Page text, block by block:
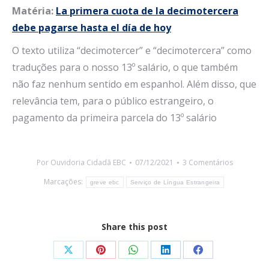
Matéria: La primera cuota de la decimotercera
debe pagarse hasta el día de hoy
O texto utiliza “decimotercer” e “decimotercera” como
traduções para o nosso 13º salário, o que também
não faz nenhum sentido em espanhol. Além disso, que
relevância tem, para o público estrangeiro, o
pagamento da primeira parcela do 13º salário
Por Ouvidoria Cidadã EBC 07/12/2021
3 Comentários
Marcações:
greve ebc Serviço de Língua Estrangeira
Share this post
Share Share Share Share Share